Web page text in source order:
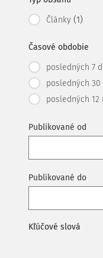
Články (1)
Časové obdobie
posledných 7
posledných 30
posledných 12
Publikované od
Publikované do
Kľúčové slová